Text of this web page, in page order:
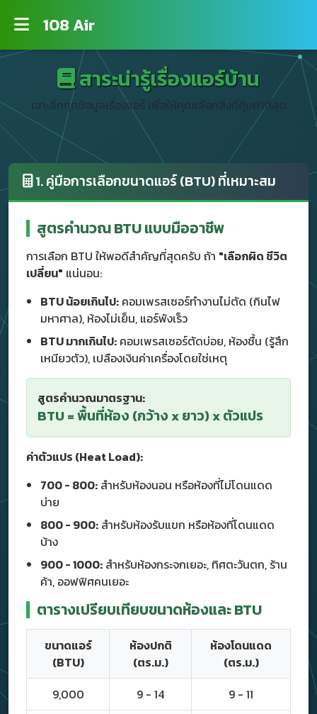
108 Air
สาระน่ารู้เรื่องแอร์บ้าน
เจาะลึกทุกข้อมูลเรื่องแอร์ เพื่อให้คุณเลือกสิ่งที่คุ้มค่าที่สุด
1. คู่มือการเลือกขนาดแอร์ (BTU) ที่เหมาะสม
สูตรคำนวณ BTU แบบมืออาชีพ
การเลือก BTU ให้พอดีสำคัญที่สุดครับ ถ้า "เลือกผิด ชีวิต
เปลี่ยน" แน่นอน:
BTU น้อยเกินไป: คอมเพรสเซอร์ทำงานไม่ตัด (กินไฟ
มหาศาล), ห้องไม่เย็น, แอร์พังเร็ว
BTU มากเกินไป: คอมเพรสเซอร์ตัดบ่อย, ห้องชื้น (รู้สึก
เหนียวตัว), เปลืองเงินค่าเครื่องโดยใช่เหตุ
สูตรคำนวณมาตรฐาน:
BTU = พื้นที่ห้อง (กว้าง x ยาว) x ตัวแปร
ค่าตัวแปร (Heat Load):
700 - 800: สำหรับห้องนอน หรือห้องที่ไม่โดนแดด
บ่าย
800 - 900: สำหรับห้องรับแขก หรือห้องที่โดนแดด
บ้าง
900 - 1000: สำหรับห้องกระจกเยอะ, ทิศตะวันตก, ร้าน
ค้า, ออฟฟิศคนเยอะ
ตารางเปรียบเทียบขนาดห้องและ BTU
ขนาดแอร์
(BTU)
ห้องปกติ
(ตร.ม.)
ห้องโดนแดด
(ตร.ม.)
9,000
9 - 14
9 - 11